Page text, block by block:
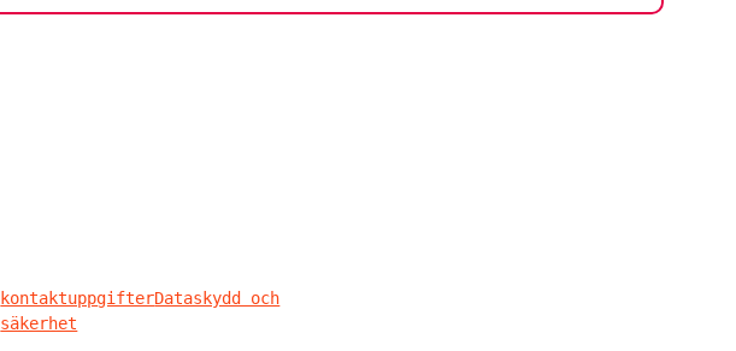
kontaktuppgifterDataskydd och
säkerhet